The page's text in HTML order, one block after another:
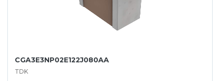
CGA3E3NP02E122J080AA
TDK